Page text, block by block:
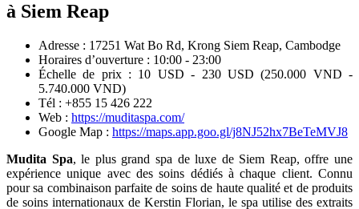
massage
excellent
situé
quartier
Vieux
de
Siem
Reap